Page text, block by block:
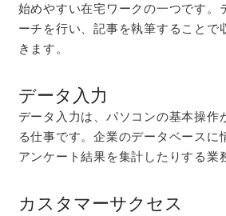
始めやすい在宅ワークの一つです。
ーチを行い、記事を執筆することで
きます。
データ入力
データ入力は、パソコンの基本操作
る仕事です。企業のデータベースに
アンケート結果を集計したりする業
カスタマーサクセス